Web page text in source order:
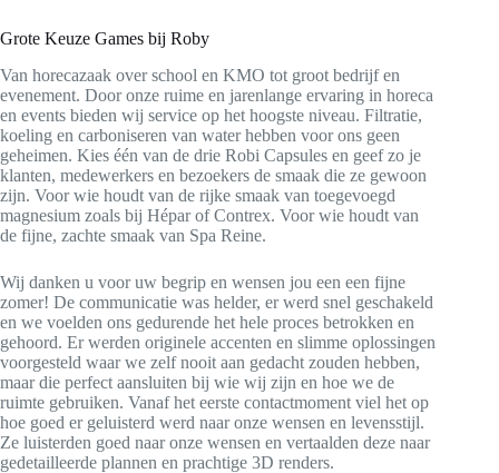
Grote Keuze Games bij Roby
Van horecazaak over school en KMO tot groot bedrijf en
evenement. Door onze ruime en jarenlange ervaring in horeca
en events bieden wij service op het hoogste niveau. Filtratie,
koeling en carboniseren van water hebben voor ons geen
geheimen. Kies één van de drie Robi Capsules en geef zo je
klanten, medewerkers en bezoekers de smaak die ze gewoon
zijn. Voor wie houdt van de rijke smaak van toegevoegd
magnesium zoals bij Hépar of Contrex. Voor wie houdt van
de fijne, zachte smaak van Spa Reine.
Wij danken u voor uw begrip en wensen jou een een fijne
zomer! De communicatie was helder, er werd snel geschakeld
en we voelden ons gedurende het hele proces betrokken en
gehoord. Er werden originele accenten en slimme oplossingen
voorgesteld waar we zelf nooit aan gedacht zouden hebben,
maar die perfect aansluiten bij wie wij zijn en hoe we de
ruimte gebruiken. Vanaf het eerste contactmoment viel het op
hoe goed er geluisterd werd naar onze wensen en levensstijl.
Ze luisterden goed naar onze wensen en vertaalden deze naar
gedetailleerde plannen en prachtige 3D renders.